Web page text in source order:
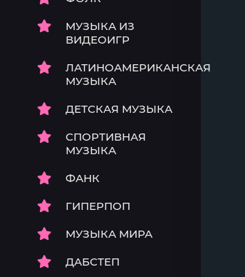
МУЗЫКА ИЗ
ВИДЕОИГР
ЛАТИНОАМЕРИКАНСКАЯ
МУЗЫКА
ДЕТСКАЯ МУЗЫКА
СПОРТИВНАЯ
МУЗЫКА
ФАНК
ГИПЕРПОП
МУЗЫКА МИРА
ДАБСТЕП